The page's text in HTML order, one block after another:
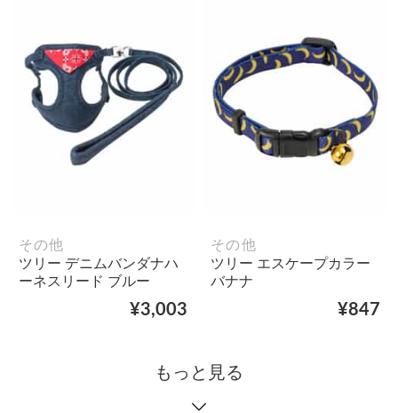
その他
ツリー デニムバンダナハ
ーネスリード ブルー
¥3,003
その他
ツリー エスケープカラー
バナナ
¥847
もっと見る